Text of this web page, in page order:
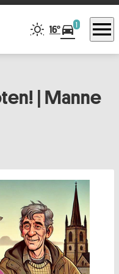
16°directions_car1 menu
| Manne